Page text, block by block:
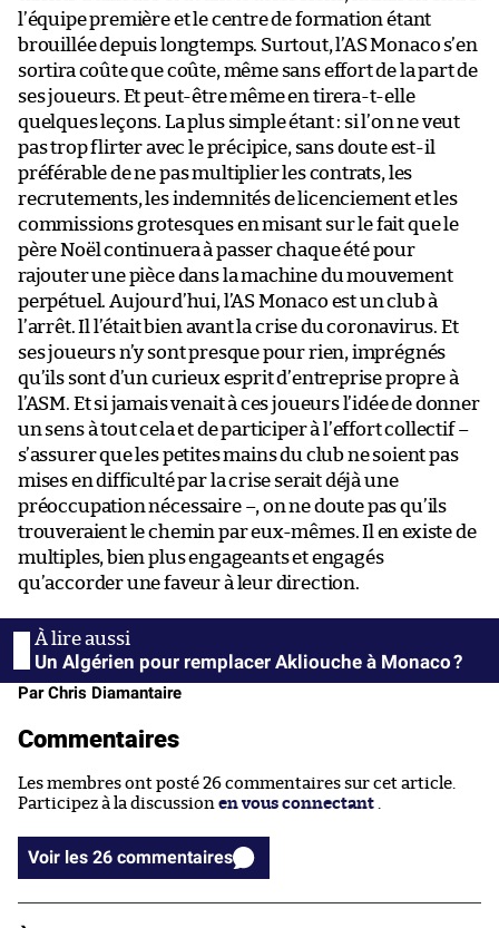
l’équipe première et le centre de formation étant
brouillée depuis longtemps. Surtout, l’AS Monaco s’en
sortira coûte que coûte, même sans effort de la part de
ses joueurs. Et peut-être même en tirera-t-elle
quelques leçons. La plus simple étant : si l’on ne veut
pas trop flirter avec le précipice, sans doute est-il
préférable de ne pas multiplier les contrats, les
recrutements, les indemnités de licenciement et les
commissions grotesques en misant sur le fait que le
père Noël continuera à passer chaque été pour
rajouter une pièce dans la machine du mouvement
perpétuel. Aujourd’hui, l’AS Monaco est un club à
l’arrêt. Il l’était bien avant la crise du coronavirus. Et
ses joueurs n’y sont presque pour rien, imprégnés
qu’ils sont d’un curieux esprit d’entreprise propre à
l’ASM. Et si jamais venait à ces joueurs l’idée de donner
un sens à tout cela et de participer à l’effort collectif –
s’assurer que les petites mains du club ne soient pas
mises en difficulté par la crise serait déjà une
préoccupation nécessaire –, on ne doute pas qu’ils
trouveraient le chemin par eux-mêmes. Il en existe de
multiples, bien plus engageants et engagés
qu’accorder une faveur à leur direction.
Un Algérien pour remplacer Akliouche à Monaco ?
Par Chris Diamantaire
Commentaires
Les membres ont posté 26 commentaires sur cet article.
Participez à la discussion en vous connectant
Voir les 26 commentaires